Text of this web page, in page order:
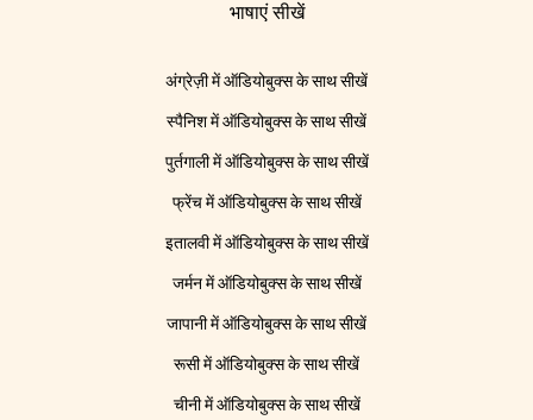
भाषाएं सीखें
अंग्रेज़ी में ऑडियोबुक्स के साथ सीखें
स्पैनिश में ऑडियोबुक्स के साथ सीखें
पुर्तगाली में ऑडियोबुक्स के साथ सीखें
फ्रेंच में ऑडियोबुक्स के साथ सीखें
इतालवी में ऑडियोबुक्स के साथ सीखें
जर्मन में ऑडियोबुक्स के साथ सीखें
जापानी में ऑडियोबुक्स के साथ सीखें
रूसी में ऑडियोबुक्स के साथ सीखें
चीनी में ऑडियोबुक्स के साथ सीखें